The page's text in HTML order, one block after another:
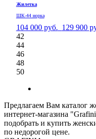
Жилетка
ШК-44 норка
104 000 руб. 129 900
42
44
46
48
50
Предлагаем Вам каталог
интернет-магазина
подобрать и купить
по недорогой цене.